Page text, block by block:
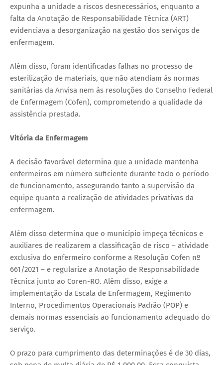
expunha a unidade a riscos desnecessários, enquanto a
falta da Anotação de Responsabilidade Técnica (ART)
evidenciava a desorganização na gestão dos serviços de
enfermagem.
Além disso, foram identificadas falhas no processo de
esterilização de materiais, que não atendiam às normas
sanitárias da Anvisa nem às resoluções do Conselho Federal
de Enfermagem (Cofen), comprometendo a qualidade da
assistência prestada.
Vitória da Enfermagem
A decisão favorável determina que a unidade mantenha
enfermeiros em número suficiente durante todo o período
de funcionamento, assegurando tanto a supervisão da
equipe quanto a realização de atividades privativas da
enfermagem.
Além disso determina que o município impeça técnicos e
auxiliares de realizarem a classificação de risco – atividade
exclusiva do enfermeiro conforme a Resolução Cofen nº
661/2021 – e regularize a Anotação de Responsabilidade
Técnica junto ao Coren-RO. Além disso, exige a
implementação da Escala de Enfermagem, Regimento
Interno, Procedimentos Operacionais Padrão (POP) e
demais normas essenciais ao funcionamento adequado do
serviço.
O prazo para cumprimento das determinações é de 30 dias,